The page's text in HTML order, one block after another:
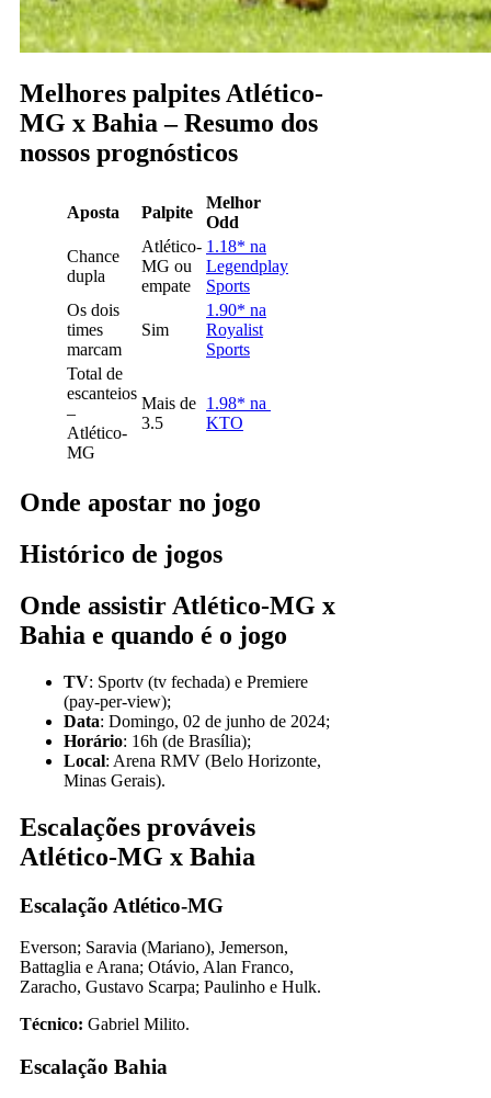
Melhores palpites Atlético-
MG x Bahia – Resumo dos
nossos prognósticos
Aposta Palpite
Melhor
Odd
Chance
dupla
Atlético-
MG ou
empate
1.18* na
Legendplay
Sports
Os dois
times
marcam
Sim
1.90* na
Royalist
Sports
Total de
escanteios
–
Atlético-
MG
Mais de
3.5
1.98* na
KTO
Onde apostar no jogo
Histórico de jogos
Onde assistir Atlético-MG x
Bahia e quando é o jogo
TV: Sportv (tv fechada) e Premiere
(pay-per-view);
Data: Domingo, 02 de junho de 2024;
Horário: 16h (de Brasília);
Local: Arena RMV (Belo Horizonte,
Minas Gerais).
Escalações prováveis
Atlético-MG x Bahia
Escalação Atlético-MG
Everson; Saravia (Mariano), Jemerson,
Battaglia e Arana; Otávio, Alan Franco,
Zaracho, Gustavo Scarpa; Paulinho e Hulk.
Técnico: Gabriel Milito.
Escalação Bahia